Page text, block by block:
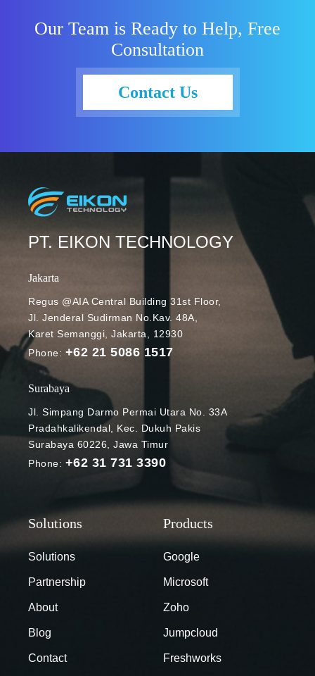
kinerja CPU,
daya, memori,
penyimpanan
stagnan.
diperburuk
tantangan
baru dalam
keamanan.
Google
menanggapi
tantangan
dengan
menghadirkan
inovasi desain
sistem di
seluruh
lapisan, mulai
akselerator
silikon baru
dan TPU),
baru,
komputasi
Our Team is Ready to Help, Free
Consultation
Contact Us
PT. EIKON TECHNOLOGY
Jakarta
Regus @AIA Central Building 31st Floor,
Jl. Jenderal Sudirman No.Kav. 48A,
Karet Semanggi, Jakarta, 12930
Phone: +62 21 5086 1517
Surabaya
Jl. Simpang Darmo Permai Utara No. 33A
Pradahkalikendal, Kec. Dukuh Pakis
Surabaya 60226, Jawa Timur
Phone: +62 31 731 3390
Solutions
Partnership
About
Blog
Contact
Google
Microsoft
Zoho
Jumpcloud
Freshworks